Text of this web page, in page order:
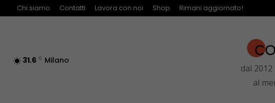
Chi siamo Contatti Lavora con noi Shop Rimani aggiornato!
31.6 C Milano
dal
al